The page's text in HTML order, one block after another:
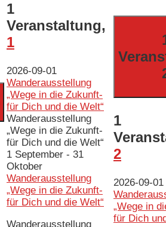
1
Veranstaltung,
1
2026-09-01
Wanderausstellung
„Wege in die Zukunft-
für Dich und die Welt“
Wanderausstellung
„Wege in die Zukunft-
für Dich und die Welt“
1 September - 31
Oktober
Wanderausstellung
„Wege in die Zukunft-
für Dich und die Welt“
Wanderausstellung
1
2
2026-09-01
„Wege in
für Dich